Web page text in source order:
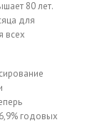
80 лет.
для
всех
годовых